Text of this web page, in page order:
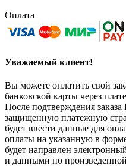
Оплата
Уважаемый клиент!
Вы можете оплатить свой
банковской карты через
После подтверждения
защищенную платежную
будет ввести данные для
оплаты на указанную в
будет направлен
и данными по